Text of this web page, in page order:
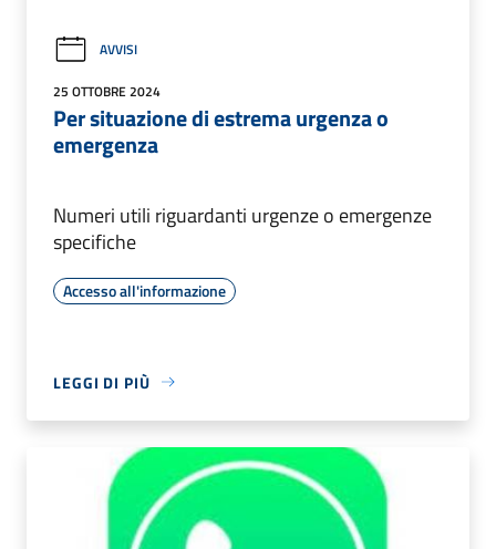
AVVISI
25 OTTOBRE 2024
Per situazione di estrema urgenza o
emergenza
Numeri utili riguardanti urgenze o emergenze
specifiche
Accesso all'informazione
LEGGI DI PIÙ